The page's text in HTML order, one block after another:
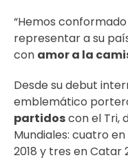
“Hemos
representar a su
con amor a la
Desde su debut
emblemático
partidoscon el Tri,
Mundiales: cuatro en
2018 y tres en Catar